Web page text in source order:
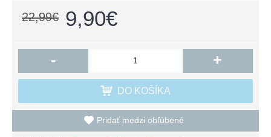
22,99€ 9,90€
- +
DO KOŠÍKA
Pridať medzi obľúbené